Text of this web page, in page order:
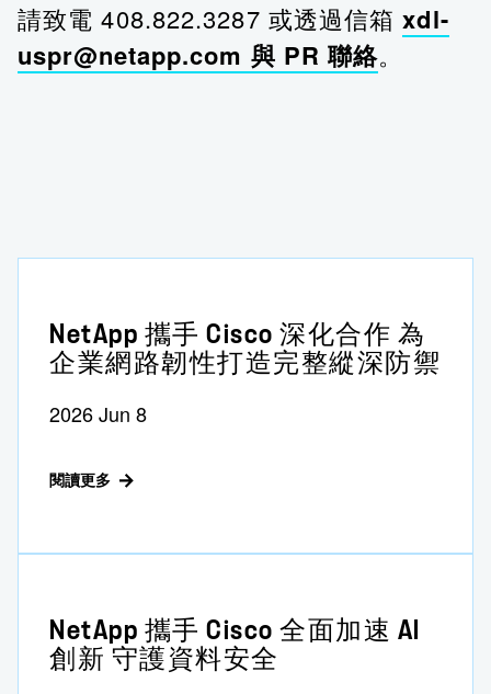
請致電 408.822.3287 或透過信箱xdl-
uspr@netapp.com 與 PR 聯絡。
NetApp 攜手 Cisco 深化合作 為
企業網路韌性打造完整縱深防禦
2026 Jun 8
閱讀更多
NetApp 攜手 Cisco 全面加速 AI
創新 守護資料安全